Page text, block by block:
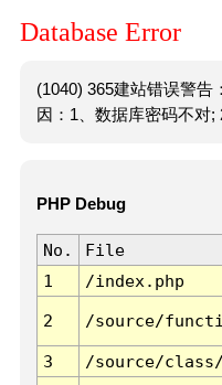
Database Error
(1040) 365建站错误警告
因：1、数据库密码不对;
PHP Debug
No. File
1
/index.php
2 /source/
3 /source/